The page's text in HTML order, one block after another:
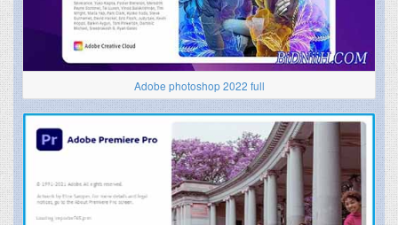
Adobe photoshop 2022 full